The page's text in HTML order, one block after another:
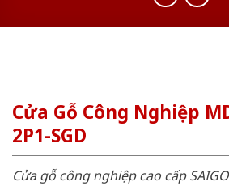
Cửa Gỗ Công Nghiệp
2P1-SGD
Cửa gỗ công nghiệp cao cấp